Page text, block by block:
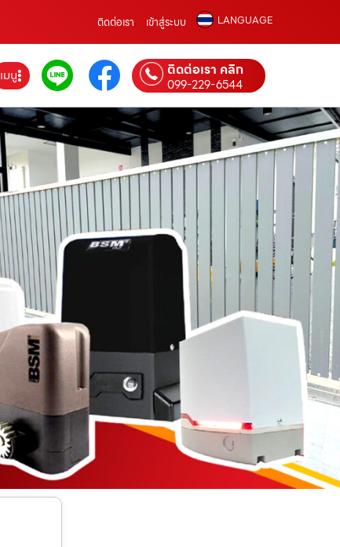
ติดต่อเรา เข้าสู่ระบบ LANGUAGE
เมนู ติดต่อเรา คลิก
099-229-6544